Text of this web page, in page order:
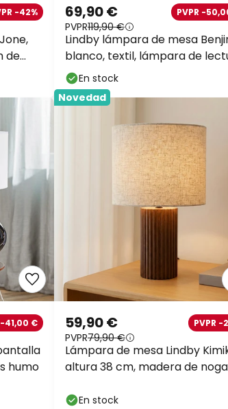
de
-42%
Lindby lámpara de mesa
blanco, textil, lámpara de
52cm
69,90 € PVPR -
PVPR119,90 €
En stock
humo
-41,00 €
Novedad
Lámpara de mesa Lindby
altura 38 cm, madera de
59,90 € PVPR -
PVPR79,90 €
En stock